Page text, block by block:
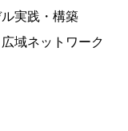
実践・構築
域ネットワーク